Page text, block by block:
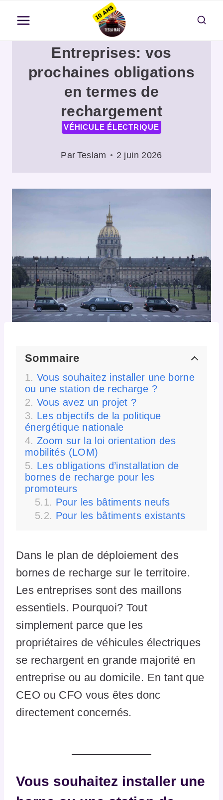
contenu
Entreprises: vos
prochaines obligations
en termes de
rechargement
VÉHICULE ÉLECTRIQUE
Par Teslam 2 juin 2026
Sommaire
Vous souhaitez installer une borne
ou une station de recharge ?
Vous avez un projet ?
Les objectifs de la politique
énergétique nationale
Zoom sur la loi orientation des
mobilités (LOM)
Les obligations d’installation de
bornes de recharge pour les
promoteurs
Pour les bâtiments neufs
Pour les bâtiments existants
Dans le plan de déploiement des
bornes de recharge sur le territoire.
Les entreprises sont des maillons
essentiels. Pourquoi? Tout
simplement parce que les
propriétaires de véhicules électriques
se rechargent en grande majorité en
entreprise ou au domicile. En tant que
CEO ou CFO vous êtes donc
directement concernés.
Vous souhaitez installer une